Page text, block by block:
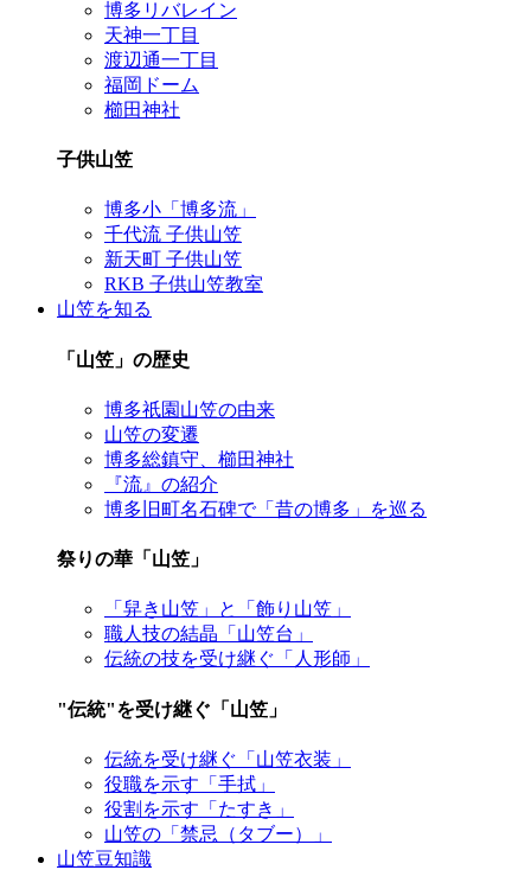
博多リバレイン
天神一丁目
渡辺通一丁目
福岡ドーム
櫛田神社
子供山笠
博多小「博多流」
千代流 子供山笠
新天町 子供山笠
RKB 子供山笠教室
山笠を知る
「山笠」の歴史
博多祇園山笠の由来
山笠の変遷
博多総鎮守、櫛田神社
『流』の紹介
博多旧町名石碑で「昔の博多」を巡る
祭りの華「山笠」
「舁き山笠」と「飾り山笠」
職人技の結晶「山笠台」
伝統の技を受け継ぐ「人形師」
"伝統"を受け継ぐ「山笠」
伝統を受け継ぐ「山笠衣装」
役職を示す「手拭」
役割を示す「たすき」
山笠の「禁忌（タブー）」
山笠豆知識